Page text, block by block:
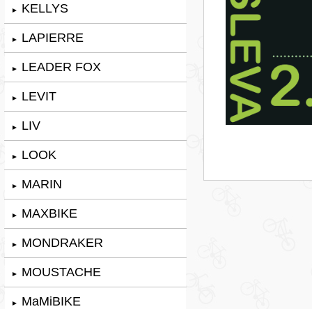
► KELLYS
► LAPIERRE
► LEADER FOX
► LEVIT
► LIV
► LOOK
► MARIN
► MAXBIKE
► MONDRAKER
► MOUSTACHE
► MaMiBIKE